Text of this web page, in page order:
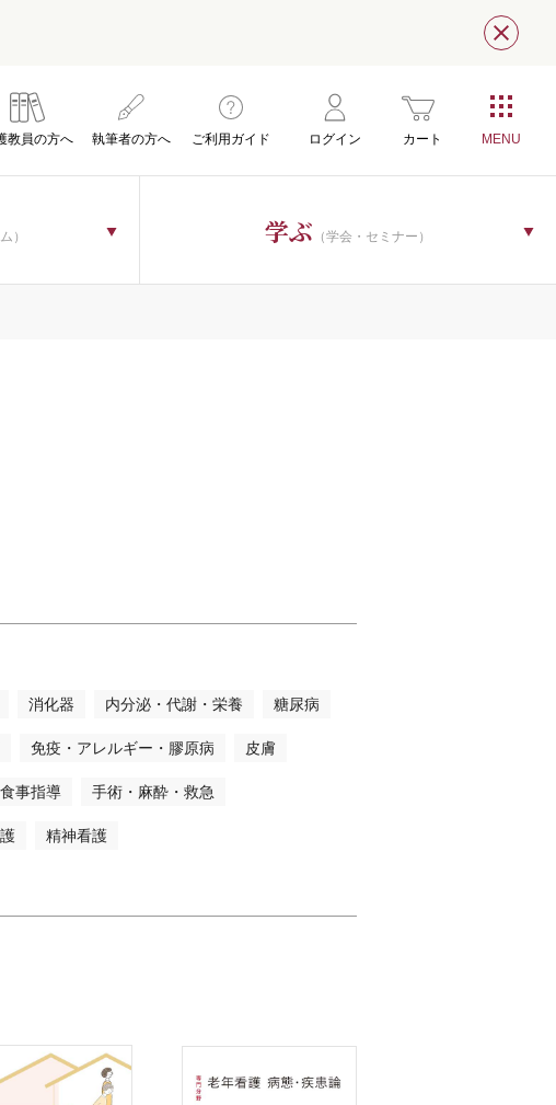
閉じ
教員の方へ 執筆者の方へ ご利用ガイド ログイン カート
） 学ぶ （学会・セミナー）
消化器 内分泌・代謝・栄養 糖尿病
免疫・アレルギー・膠原病 皮膚
事指導 手術・麻酔・救急
精神看護